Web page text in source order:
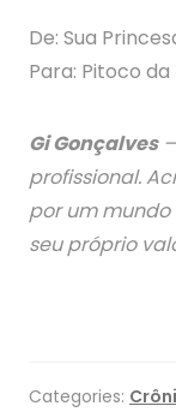
De: Sua
Para: Pitoco da
Gi Gonçalves–
profissional.
por um
seu próprio
Categories: